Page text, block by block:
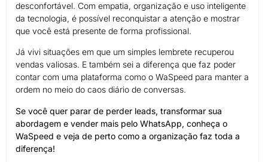
desconfortável. Com empatia, organização e uso inteligente
da tecnologia, é possível reconquistar a atenção e mostrar
que você está presente de forma profissional.
Já vivi situações em que um simples lembrete recuperou
vendas valiosas. E também sei a diferença que faz poder
contar com uma plataforma como o WaSpeed para manter a
ordem no meio do caos diário de conversas.
Se você quer parar de perder leads, transformar sua
abordagem e vender mais pelo WhatsApp, conheça o
WaSpeed e veja de perto como a organização faz toda a
diferença!